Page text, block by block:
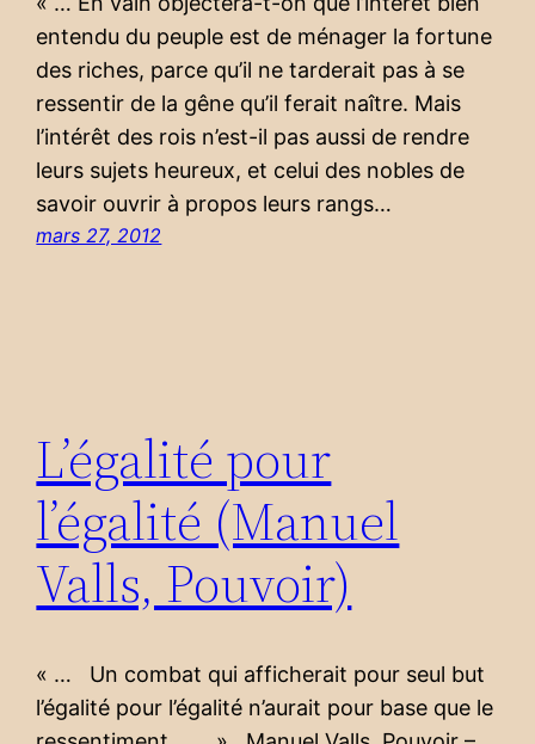
entendu du peuple est de ménager la fortune
des riches, parce qu’il ne tarderait pas à se
ressentir de la gêne qu’il ferait naître. Mais
l’intérêt des rois n’est-il pas aussi de rendre
leurs sujets heureux, et celui des nobles de
savoir ouvrir à propos leurs rangs…
mars 27, 2012
L’égalité pour
l’égalité (Manuel
Valls, Pouvoir)
« … Un combat qui afficherait pour seul but
l’égalité pour l’égalité n’aurait pour base que le